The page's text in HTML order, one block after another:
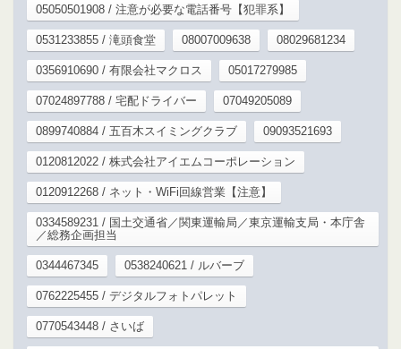
05050501908 / 注意が必要な電話番号【犯罪系】
0531233855 / 滝頭食堂 08007009638 08029681234
0356910690 / 有限会社マクロス 05017279985
07024897788 / 宅配ドライバー 07049205089
0899740884 / 五百木スイミングクラブ 09093521693
0120812022 / 株式会社アイエムコーポレーション
0120912268 / ネット・WiFi回線営業【注意】
0334589231 / 国土交通省／関東運輸局／東京運輸支局・本庁舎
／総務企画担当
0344467345 0538240621 / ルバーブ
0762225455 / デジタルフォトパレット
0770543448 / さいば